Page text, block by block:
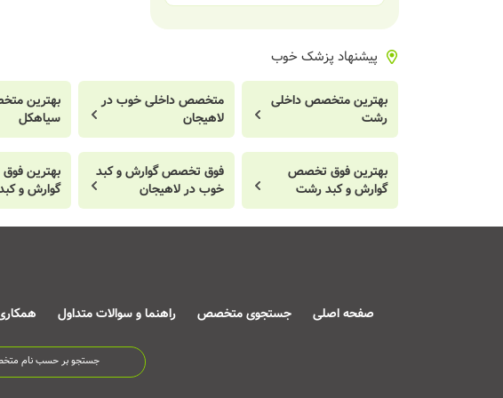
پیشنهاد پزشک خوب
بهترین متخصص داخلی
رشت
متخصص داخلی خوب در
لاهیجان
بهترین
سیاهکل
بهترین فوق تخصص
گوارش و کبد رشت
فوق تخصص گوارش و کبد
خوب در لاهیجان
بهترین
گوارش و
صفحه اصلی جستجوی متخصص راهنما و سوالات متداول
جستجو بر حسب نام